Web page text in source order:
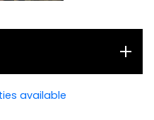
available